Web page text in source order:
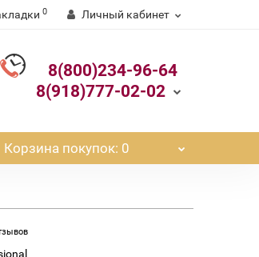
0 Личный кабинет
8(800)234-96-64
8(918)777-02-02
Корзина покупок: 0